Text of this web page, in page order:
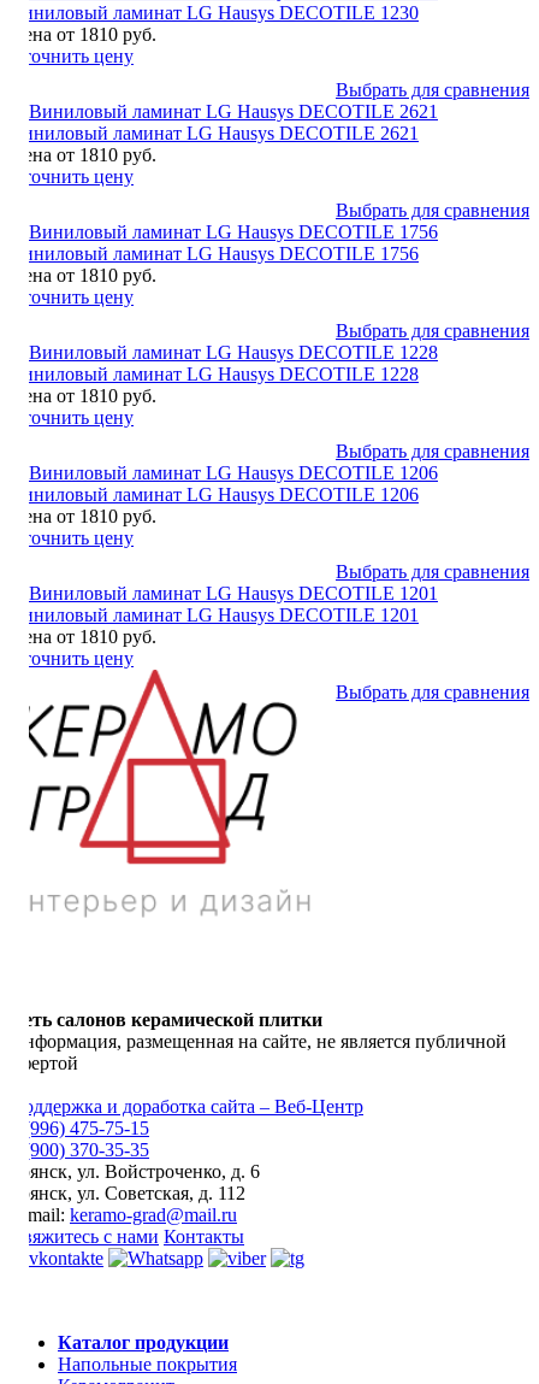
Виниловый ламинат LG Hausys DECOTILE 1230
Цена от 1810 руб.
Уточнить цену
Выбрать для сравнения
Виниловый ламинат LG Hausys DECOTILE 2621
Цена от 1810 руб.
Уточнить цену
Выбрать для сравнения
Виниловый ламинат LG Hausys DECOTILE 1756
Цена от 1810 руб.
Уточнить цену
Выбрать для сравнения
Виниловый ламинат LG Hausys DECOTILE 1228
Цена от 1810 руб.
Уточнить цену
Выбрать для сравнения
Виниловый ламинат LG Hausys DECOTILE 1206
Цена от 1810 руб.
Уточнить цену
Выбрать для сравнения
Виниловый ламинат LG Hausys DECOTILE 1201
Цена от 1810 руб.
Уточнить цену
Выбрать для сравнения
Сеть салонов керамической плитки
Информация, размещенная на сайте, не является публичной
офертой
Поддержка и доработка сайта – Веб-Центр
8 (996) 475-75-15
8 (900) 370-35-35
Брянск, ул. Войстроченко, д. 6
Брянск, ул. Советская, д. 112
E-mail: keramo-grad@mail.ru
Свяжитесь с нами Контакты
Каталог продукции
Напольные покрытия